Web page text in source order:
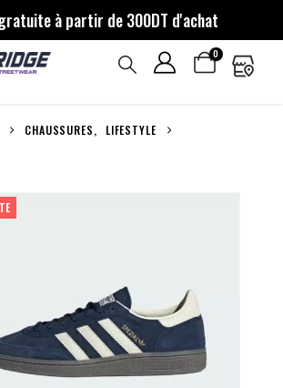
à partir de 300DT d'achat
0
CHAUSSURES,
LIFESTYLE